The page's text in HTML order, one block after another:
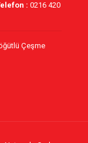
: 0216 420
Çeşme